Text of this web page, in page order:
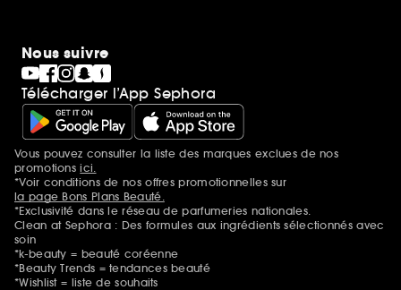
Nous suivre
Télécharger l’App Sephora
Mentions additionnelles
Vous pouvez consulter la liste des marques exclues de nos
promotionsici.
*Voir conditions de nos offres promotionnelles sur
la page Bons Plans Beauté.
*Exclusivité dans le réseau de parfumeries nationales.
Clean at Sephora : Des formules aux ingrédients sélectionnés avec
soin
*k-beauty = beauté coréenne
*Beauty Trends = tendances beauté
*Wishlist = liste de souhaits